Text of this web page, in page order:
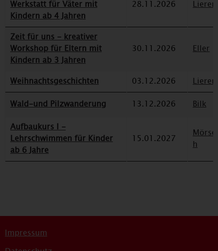
Werkstatt für Väter mit
Kindern ab 4 Jahren
28.11.2026
Zeit für uns - kreativer
Workshop für Eltern mit
Kindern ab 3 Jahren
30.11.2026 Eller
Weihnachtsgeschichten 03.12.2026
Wald-und Pilzwanderung
13.12.2026
Bilk
Aufbaukurs I -
Lehrschwimmen für Kinder
ab 6 Jahre
15.01.2027
h
Impressum